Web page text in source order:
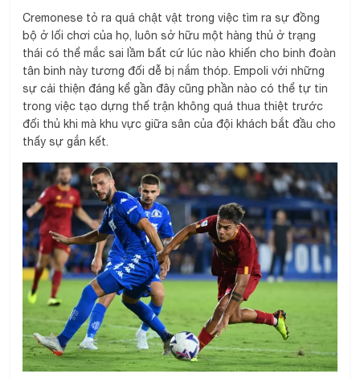
Cremonese tỏ ra quá chật vật trong việc tìm ra sự đồng
bộ ở lối chơi của họ, luôn sở hữu một hàng thủ ở trạng
thái có thể mắc sai lầm bất cứ lúc nào khiến cho binh đoàn
tân binh này tương đối dễ bị nắm thóp. Empoli với những
sự cải thiện đáng kể gần đây cũng phần nào có thể tự tin
trong việc tạo dựng thế trận không quá thua thiệt trước
đối thủ khi mà khu vực giữa sân của đội khách bắt đầu cho
thấy sự gắn kết.